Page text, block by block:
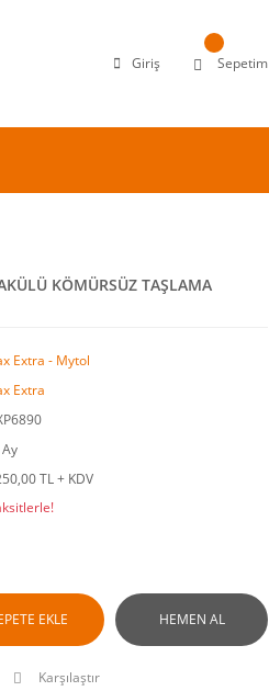
Giriş Sepetim
KÖMÜRSÜZ TAŞLAMA
Extra - Mytol
Extra
TL + KDV
EKLE HEMEN AL
Karşılaştır